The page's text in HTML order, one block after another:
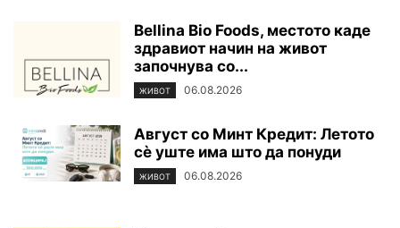
Bellina Bio Foods, местото каде
здравиот начин на живот
започнува со...
ЖИВОТ 06.08.2026
Август со Минт Кредит: Летото
сè уште има што да понуди
ЖИВОТ 06.08.2026